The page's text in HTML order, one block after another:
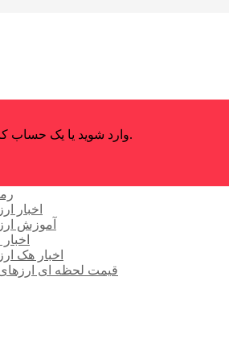
وارد شوید یا یک حساب کاربری جدید ایجاد کنید.
اخبار
آموزش
اخبار هک
قیمت لحظه ای ارزهای